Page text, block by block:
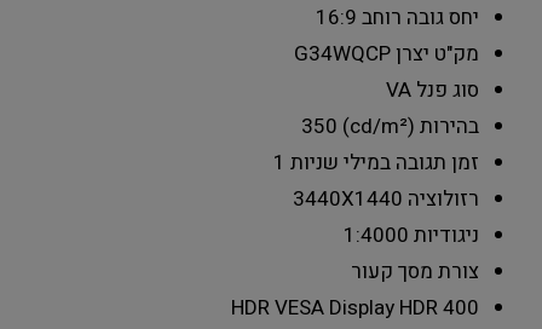
יחס גובה רוחב 16:9
מק"ט יצרןG34WQCP
סוג פנלVA
בהירות (cd/m²)
350
זמן תגובה במילי שניות 1
רזולוציה 3440X1440
ניגודיות 1:4000
צורת מסך קעור
HDRVESA Display HDR 400